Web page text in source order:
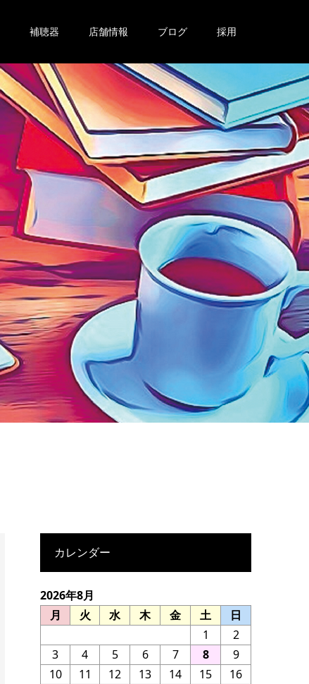
補聴器 店舗情報 ブログ 採用
カレンダー
2026年8月
月
火 水 木 金 土
日
1
2
3
4 5 6 7 8
9
10
11 12 13 14 15
16